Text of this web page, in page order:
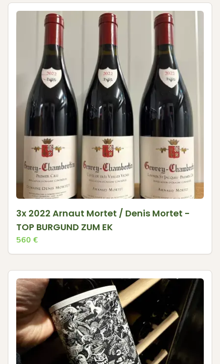
3x 2022 Arnaut Mortet / Denis Mortet -
TOP BURGUND ZUM EK
560 €